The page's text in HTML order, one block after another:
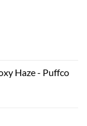
Haze - Puffco